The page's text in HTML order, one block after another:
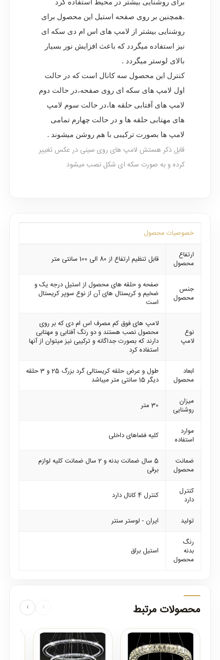
برای روشنایی بیشتر در محیط استفاده کرد
.همچنین بر روی صفحه استیل این محصول برای
روشنایی بیشتر از لامپ های اس ام دی سکه ای
نیز استفاده میگردد که باعث افزایش نور بسیار
بالای لوستر میگردد .
کنترل این محصول سه کانال است که در حالت
اول لامپ های سکه ای روی صفحه،در حالت دوم
لامپ های آفتابی حلقه ها،در حالت سوم لامپ
های مهتابی حلقه ها و در حالت چهارم تمامی
لامپ ها بصورت ترکیبی با هم روشن میشوند .
قابل ذکر هستش لامپ های روی سینی در عکس تغییر
کرده و به صورت سکه ای شکل نصب میشود
خصوصیات محصول
ارتفاع
محصول
قابل تنظیم ارتفاع از 80 الی 100 سانتی متر
جنس
محصول
صفحه و حلقه های محصول از استیل درجه یک و
ضخیم و کریستال های آن از نوع سوپر کریستال
است
نوع
لامپ
لامپ های فوق کم مصرف اس ام دی که بر روی
محصول نصب هستند و دو رنگ آفتابی و مهتابی
دارند که بصورت جداگانه و ترکیبی نیز میتوان از آنها
استفاده کرد
ابعاد
محصول
طول و عرض حلقه کریستالی گرد بزرگ 25 و 3 حلقه
دیگر 15 سانتی متر میباشد
میزان
روشنایی
30 متر
موارد
استفاده
کلیه فضاهای داخلی
ضمانت
محصول
5 سال ضمانت بدنه و 2 سال ضمانت کلیه لوازم
برقی
کنترل
دارد
کنترل 4 کانال دارد
تولید
ایران - لوستر سنتر
رنگ
بدنه
محصول
استیل براق
محصولات مرتبط ‹
›